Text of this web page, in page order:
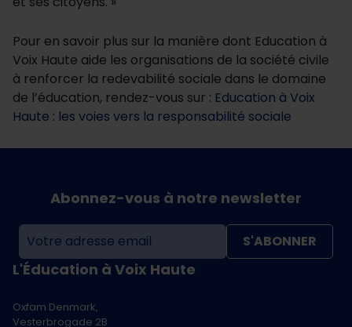
Pour en savoir plus sur la manière dont Education à
Voix Haute aide les organisations de la société civile
à renforcer la redevabilité sociale dans le domaine
de l’éducation, rendez-vous sur : Education à Voix
Haute : les voies vers la responsabilité sociale
L'Éducation à Voix Haute
Oxfam Denmark,
Vesterbrogade 2B
Abonnez-vous à notre newsletter
S'ABONNER